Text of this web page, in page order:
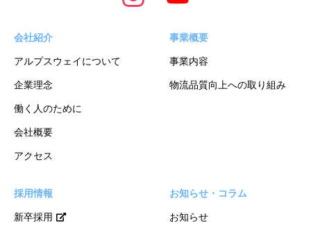
会社紹介
アルプスウェイについて
企業理念
働く人のために
会社概要
アクセス
事業概要
事業内容
物流品質向上への取り組み
採用情報
新卒採用
お知らせ・コラム
お知らせ